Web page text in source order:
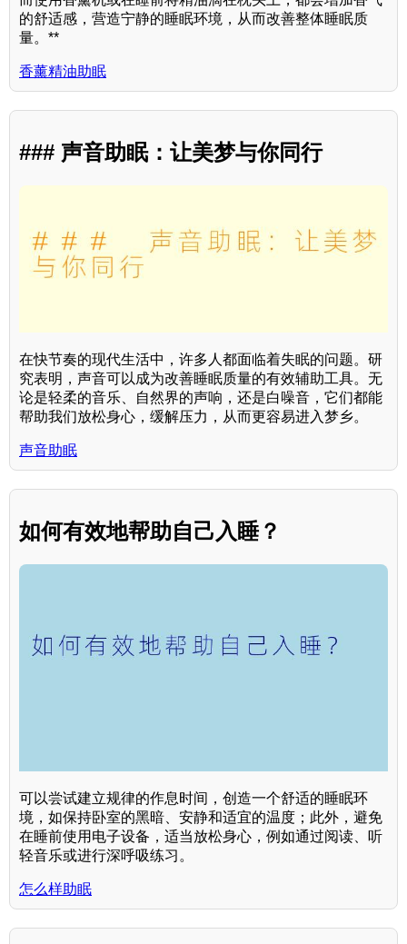
的舒适感，营造宁静的睡眠环境，从而改善整体睡眠质
量。**
香薰精油助眠
### 声音助眠：让美梦与你同行
在快节奏的现代生活中，许多人都面临着失眠的问题。研
究表明，声音可以成为改善睡眠质量的有效辅助工具。无
论是轻柔的音乐、自然界的声响，还是白噪音，它们都能
帮助我们放松身心，缓解压力，从而更容易进入梦乡。
声音助眠
如何有效地帮助自己入睡？
可以尝试建立规律的作息时间，创造一个舒适的睡眠环
境，如保持卧室的黑暗、安静和适宜的温度；此外，避免
在睡前使用电子设备，适当放松身心，例如通过阅读、听
轻音乐或进行深呼吸练习。
怎么样助眠